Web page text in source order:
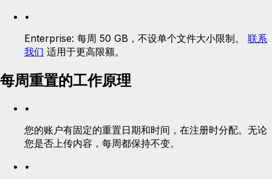
•
Enterprise: 每周 50 GB，不设单个文件大小限制。
联系
我们 适用于更高限额。
每周重置的工作原理
•
您的账户有固定的重置日期和时间，在注册时分配。无论
您是否上传内容，每周都保持不变。
•